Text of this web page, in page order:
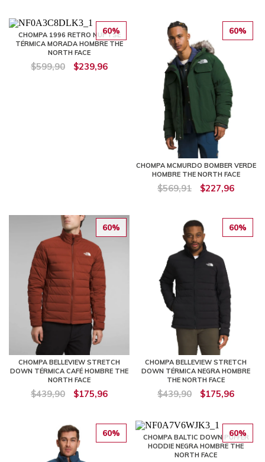
60%
CHOMPA 1996 RETRO NUPTSE
TÉRMICA MORADA HOMBRE THE
NORTH FACE
$599,90 $239,96
60%
CHOMPA MCMURDO BOMBER VERDE
HOMBRE THE NORTH FACE
$569,91 $227,96
60%
CHOMPA BELLEVIEW STRETCH
DOWN TÉRMICA CAFÉ HOMBRE THE
NORTH FACE
$439,90 $175,96
60%
CHOMPA BELLEVIEW STRETCH
DOWN TÉRMICA NEGRA HOMBRE
THE NORTH FACE
$439,90 $175,96
60% 60%
CHOMPA BALTIC DOWN PUFFER
HODDIE NEGRA HOMBRE THE
NORTH FACE